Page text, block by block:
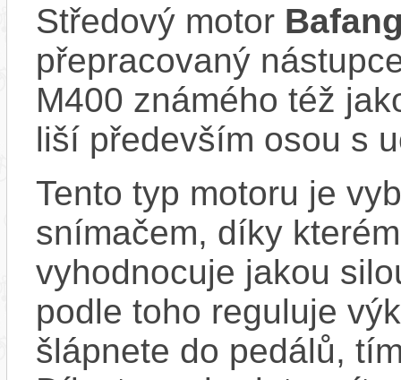
Středový motor
přepracovaný
M400 známého též
liší především osou s
Tento typ motoru je
snímačem, díky
vyhodnocuje jakou
podle toho reguluje
šlápnete do pedálů,